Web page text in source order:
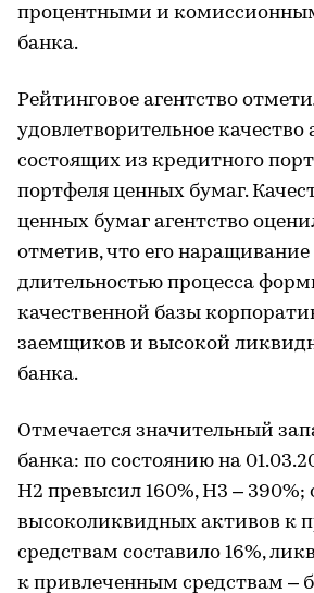
процентными и
банка.
Рейтинговое агентство
удовлетворительное качество
состоящих из кредитного
портфеля ценных бумаг.
ценных бумаг агентство
отметив, что его наращивание
длительностью процесса
качественной базы
заемщиков и высокой
банка.
Отмечается значительный
банка: по состоянию на
Н2 превысил 160%, Н3 – 390%;
высоколиквидных активов к
средствам составило 16%,
к привлеченным средствам –